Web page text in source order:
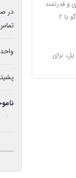
تعداد کانال: 4 کانال مجزا برای راه‌اندازی 4 بلندگو یا 2
برای
در
واحد